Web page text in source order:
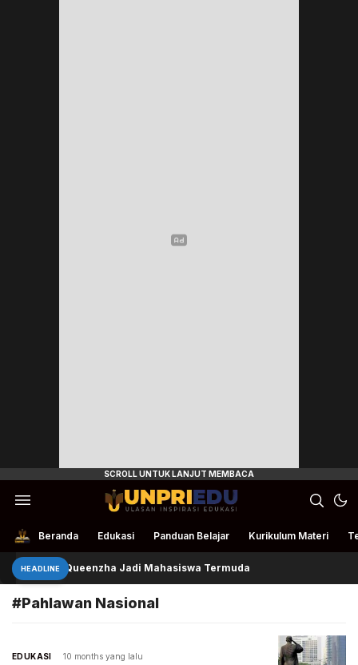
UnpriEdu
Ulasan Inspirasi Edukasi
Beranda Edukasi Panduan Belajar Kurikulum Materi
HEADLINEQueenzha Jadi Mahasiswa Termuda
#Pahlawan Nasional
EDUKASI 10 months yang lalu